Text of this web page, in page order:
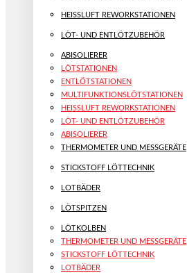
HEISSLUFT REWORKSTATIONEN
LÖT- UND ENTLÖTZUBEHÖR
ABISOLIERER
LÖTSTATIONEN
ENTLÖTSTATIONEN
MULTIFUNKTIONS­LÖTSTATIONEN
HEISSLUFT REWORKSTATIONEN
LÖT- UND ENTLÖTZUBEHÖR
ABISOLIERER
THERMOMETER UND MESSGERÄTE
STICKSTOFF LÖTTECHNIK
LOTBÄDER
LÖTSPITZEN
LÖTKOLBEN
THERMOMETER UND MESSGERÄTE
STICKSTOFF LÖTTECHNIK
LOTBÄDER